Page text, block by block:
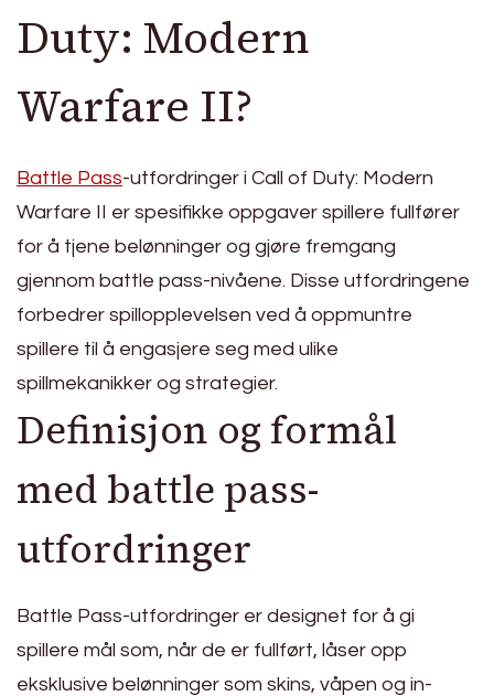
Duty: Modern
Warfare II?
Battle Pass-utfordringer i Call of Duty: Modern
Warfare II er spesifikke oppgaver spillere fullfører
for å tjene belønninger og gjøre fremgang
gjennom battle pass-nivåene. Disse utfordringene
forbedrer spillopplevelsen ved å oppmuntre
spillere til å engasjere seg med ulike
spillmekanikker og strategier.
Definisjon og formål
med battle pass-
utfordringer
Battle Pass-utfordringer er designet for å gi
spillere mål som, når de er fullført, låser opp
eksklusive belønninger som skins, våpen og in-